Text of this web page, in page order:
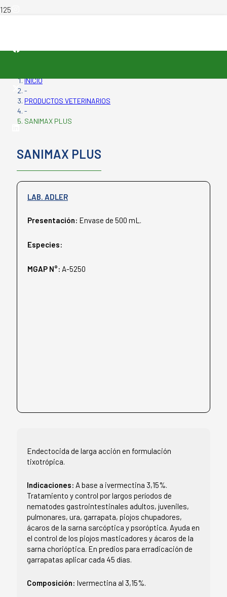
INICIO
-
PRODUCTOS VETERINARIOS
-
SANIMAX PLUS
SANIMAX PLUS
LAB. ADLER
Presentación: Envase de 500 mL.
Especies:
MGAP N°: A-5250
Endectocida de larga acción en formulación
tixotrópica.
Indicaciones: A base a ivermectina 3,15%.
Tratamiento y control por largos períodos de
nematodes gastrointestinales adultos, juveniles,
pulmonares, ura, garrapata, piojos chupadores,
ácaros de la sarna sarcóptica y psoróptica. Ayuda en
el control de los piojos masticadores y ácaros de la
sarna chorióptica. En predios para erradicación de
garrapatas aplicar cada 45 días.
Composición: Ivermectina al 3,15%.